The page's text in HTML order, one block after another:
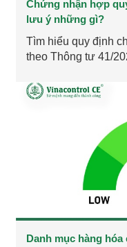
Chứng nhận hợp
lưu ý những gì?
Tìm hiểu quy định
theo Thông tư 41/
Danh mục hàng